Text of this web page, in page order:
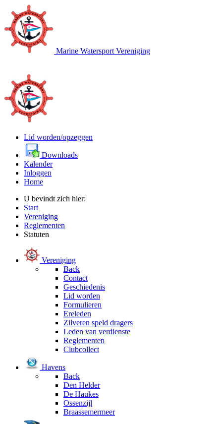
Marine Watersport Vereniging
Lid worden/opzeggen
Downloads
Kalender
Inloggen
Home
U bevindt zich hier:
Start
Vereniging
Reglementen
Statuten
Vereniging
Back
Contact
Geschiedenis
Lid worden
Formulieren
Ereleden
Zilveren speld dragers
Leden van verdienste
Reglementen
Clubcollect
Havens
Back
Den Helder
De Haukes
Ossenzijl
Braassemermeer